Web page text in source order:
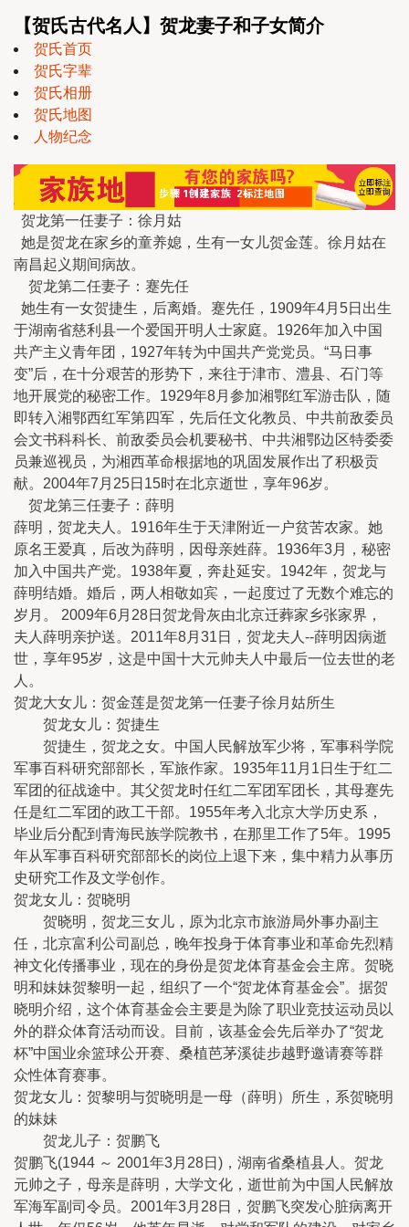
【贺氏古代名人】贺龙妻子和子女简介
贺氏首页
贺氏字辈
贺氏相册
贺氏地图
人物纪念
贺龙第一任妻子：徐月姑
她是贺龙在家乡的童养媳，生有一女儿贺金莲。徐月姑在
南昌起义期间病故。
贺龙第二任妻子：蹇先任
她生有一女贺捷生，后离婚。蹇先任，1909年4月5日出生
于湖南省慈利县一个爱国开明人士家庭。1926年加入中国
共产主义青年团，1927年转为中国共产党党员。“马日事
变”后，在十分艰苦的形势下，来往于津市、澧县、石门等
地开展党的秘密工作。1929年8月参加湘鄂红军游击队，随
即转入湘鄂西红军第四军，先后任文化教员、中共前敌委员
会文书科科长、前敌委员会机要秘书、中共湘鄂边区特委委
员兼巡视员，为湘西革命根据地的巩固发展作出了积极贡
献。2004年7月25日15时在北京逝世，享年96岁。
贺龙第三任妻子：薛明
薛明，贺龙夫人。1916年生于天津附近一户贫苦农家。她
原名王爱真，后改为薛明，因母亲姓薛。1936年3月，秘密
加入中国共产党。1938年夏，奔赴延安。1942年，贺龙与
薛明结婚。婚后，两人相敬如宾，一起度过了无数个难忘的
岁月。 2009年6月28日贺龙骨灰由北京迁葬家乡张家界，
夫人薛明亲护送。2011年8月31日，贺龙夫人--薛明因病逝
世，享年95岁，这是中国十大元帅夫人中最后一位去世的老
人。
贺龙大女儿：贺金莲是贺龙第一任妻子徐月姑所生
贺龙女儿：贺捷生
贺捷生，贺龙之女。中国人民解放军少将，军事科学院
军事百科研究部部长，军旅作家。1935年11月1日生于红二
军团的征战途中。其父贺龙时任红二军团军团长，其母蹇先
任是红二军团的政工干部。1955年考入北京大学历史系，
毕业后分配到青海民族学院教书，在那里工作了5年。1995
年从军事百科研究部部长的岗位上退下来，集中精力从事历
史研究工作及文学创作。
贺龙女儿：贺晓明
贺晓明，贺龙三女儿，原为北京市旅游局外事办副主
任，北京富利公司副总，晚年投身于体育事业和革命先烈精
神文化传播事业，现在的身份是贺龙体育基金会主席。贺晓
明和妹妹贺黎明一起，组织了一个“贺龙体育基金会”。据贺
晓明介绍，这个体育基金会主要是为除了职业竞技运动员以
外的群众体育活动而设。目前，该基金会先后举办了“贺龙
杯”中国业余篮球公开赛、桑植芭茅溪徒步越野邀请赛等群
众性体育赛事。
贺龙女儿：贺黎明与贺晓明是一母（薛明）所生，系贺晓明
的妹妹
贺龙儿子：贺鹏飞
贺鹏飞(1944 ～ 2001年3月28日)，湖南省桑植县人。贺龙
元帅之子，母亲是薛明，大学文化，逝世前为中国人民解放
军海军副司令员。2001年3月28日，贺鹏飞突发心脏病离开